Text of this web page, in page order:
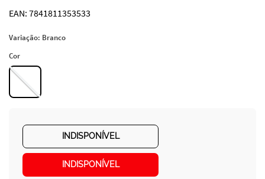
7841811353533
Variação: Branco
Cor
INDISPONÍVEL
INDISPONÍVEL